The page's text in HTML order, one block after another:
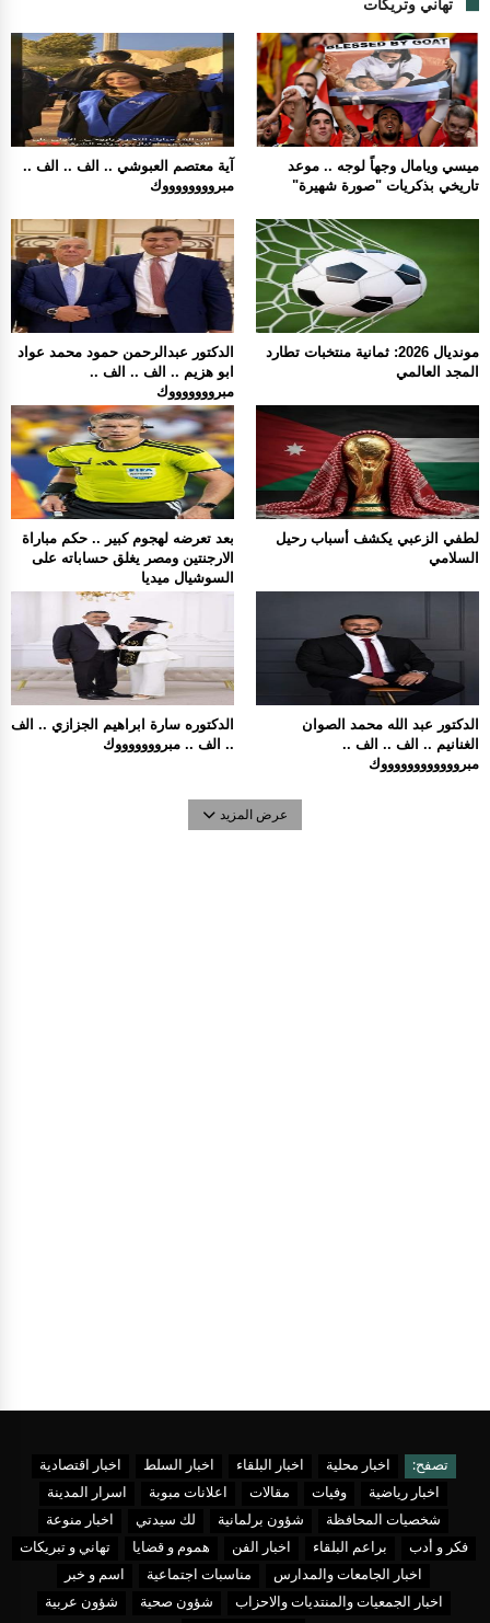
تهاني وتريكات
آية معتصم العبوشي .. الف .. الف ..
مبرووووووووك
ميسي ويامال وجهاً لوجه .. موعد
تاريخي بذكريات "صورة شهيرة"
الدكتور عبدالرحمن حمود محمد عواد
ابو هزيم .. الف .. الف ..
مبروووووووك
مونديال 2026: ثمانية منتخبات تطارد
المجد العالمي
بعد تعرضه لهجوم كبير .. حكم مباراة
الارجنتين ومصر يغلق حساباته على
السوشيال ميديا
لطفي الزعبي يكشف أسباب رحيل
السلامي
الدكتوره سارة ابراهيم الجزازي .. الف
.. الف .. مبروووووووك
الدكتور عبد الله محمد الصوان
الغنانيم .. الف .. الف ..
مبرووووووووووووك
عرض المزيد
تصفح: اخبار محلية اخبار البلقاء اخبار السلط
اخبار اقتصادية
اخبار رياضية
وفيات مقالات اعلانات مبوبة
اسرار المدينة
شخصيات المحافظة
شؤون برلمانية لك سيدتي
اخبار منوعة
فكر و أدب
براعم البلقاء اخبار الفن هموم و قضايا
تهاني و تبريكات
اخبار الجامعات والمدارس
مناسبات اجتماعية
اسم و خبر
اخبار الجمعيات والمنتديات والاحزاب
شؤون صحية شؤون عربية